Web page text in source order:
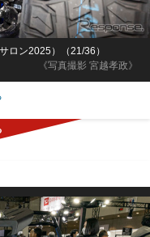
《写真撮影 宮越孝政》
ロン2025）（21/36）